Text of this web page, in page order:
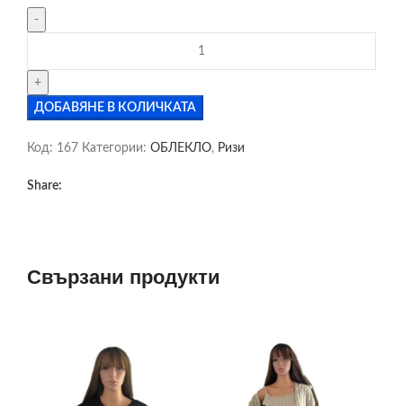
ДОБАВЯНЕ В КОЛИЧКАТА
Код: 167 Категории: ОБЛЕКЛО, Ризи
Share:
Свързани продукти